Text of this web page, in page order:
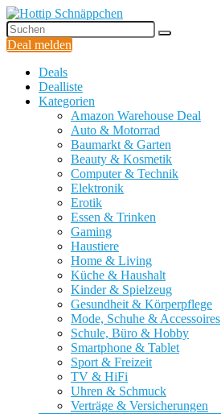
Deal melden
Deals
Dealliste
Kategorien
Amazon Warehouse Deal
Auto & Motorrad
Baumarkt & Garten
Beauty & Kosmetik
Computer & Technik
Elektronik
Erotik
Essen & Trinken
Gaming
Haustiere
Home & Living
Küche & Haushalt
Kinder & Spielzeug
Gesundheit & Körperpflege
Mode, Schuhe & Accessoires
Schule, Büro & Hobby
Smartphone & Tablet
Sport & Freizeit
TV & HiFi
Uhren & Schmuck
Verträge & Versicherungen